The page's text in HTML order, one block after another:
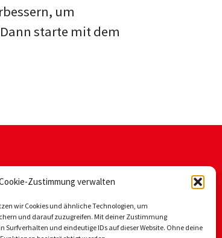
Zustimmung verwalten
wir Cookies und ähnliche Technologien, um
und darauf zuzugreifen. Mit deiner Zustimmung
Surfverhalten und eindeutige IDs auf dieser Website. Ohne deine
um
starte mit dem